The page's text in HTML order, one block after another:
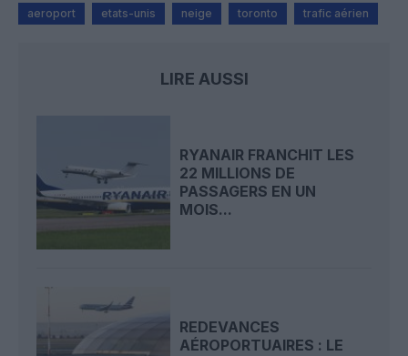
aeroport etats-unis neige toronto trafic aérien
LIRE AUSSI
RYANAIR FRANCHIT LES
22 MILLIONS DE
PASSAGERS EN UN
MOIS...
REDEVANCES
AÉROPORTUAIRES : LE